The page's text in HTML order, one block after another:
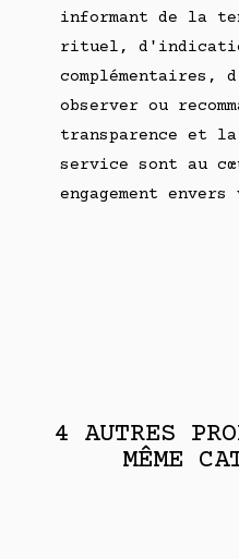
informant de la
rituel,
complémentaires,
observer ou
transparence et
service sont au
engagement
4 AUTRES
MÊME